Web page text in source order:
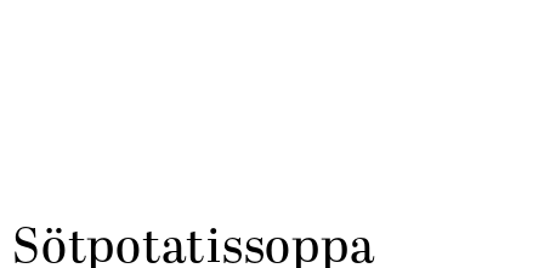
Sötpotatissoppa